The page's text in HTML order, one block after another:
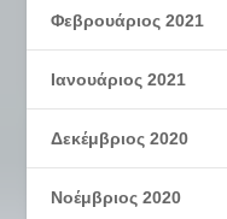
Φεβρουάριος 2021
Ιανουάριος 2021
Δεκέμβριος 2020
Νοέμβριος 2020